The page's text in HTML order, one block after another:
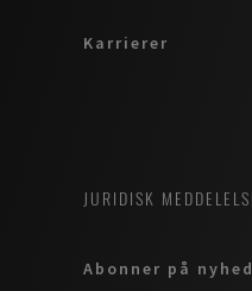
Karrierer
JURIDISK
Abonner på